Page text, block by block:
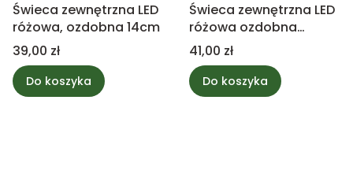
Świeca zewnętrzna LED
różowa, ozdobna 14cm
Cena
39,00 zł
Do koszyka
Świeca zewnętrzna LED
różowa ozdobna
16,5cm
Cena
41,00 zł
Do koszyka